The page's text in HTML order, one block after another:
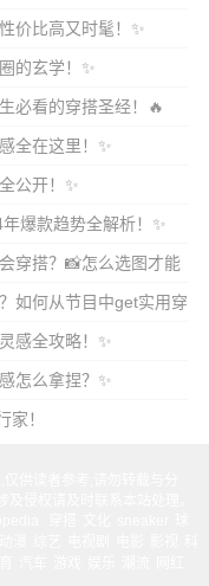
价比高又时髦！✨
的玄学！✨
必看的穿搭圣经！🔥
全在这里！✨
公开！✨
爆款趋势全解析！✨
穿搭？📸怎么选图才能
如何从节目中get实用穿
感全攻略！✨
怎么拿捏？✨
家！